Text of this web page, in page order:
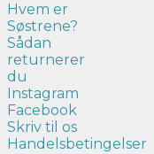
Hvem er
Søstrene?
Sådan
returnerer
du
Instagram
Facebook
Skriv til os
Handelsbetingelser